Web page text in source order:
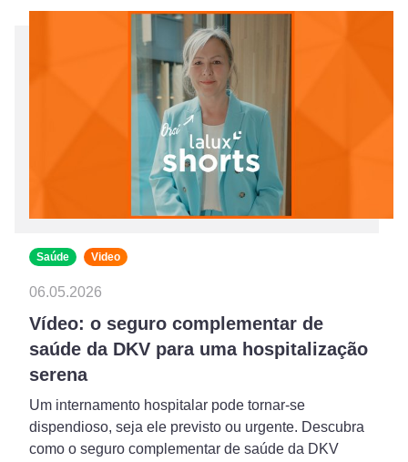
Saúde Video
06.05.2026
Vídeo: o seguro complementar de
saúde da DKV para uma hospitalização
serena
Um internamento hospitalar pode tornar-se
dispendioso, seja ele previsto ou urgente. Descubra
como o seguro complementar de saúde da DKV